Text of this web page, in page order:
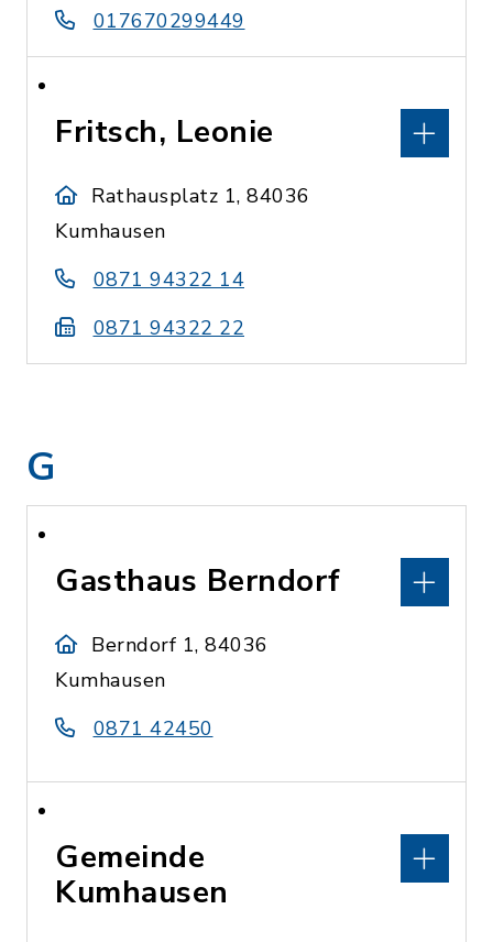
017670299449
Fritsch, Leonie
Rathausplatz 1, 84036
Kumhausen
0871 94322 14
0871 94322 22
G
Gasthaus Berndorf
Berndorf 1, 84036
Kumhausen
0871 42450
Gemeinde
Kumhausen